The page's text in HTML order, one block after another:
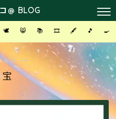
＠ BLOG
🕊 😸 📚 🎞 🖋 🎵 🍳
―
宝